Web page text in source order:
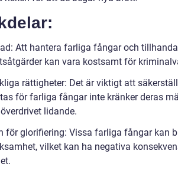
Att hantera farliga fångar och
kan vara kostsamt för
rättigheter: Det är viktigt att
för farliga fångar inte kränker deras
lidande.
för glorifiering: Vissa farliga fångar kan
vilket kan ha negativa